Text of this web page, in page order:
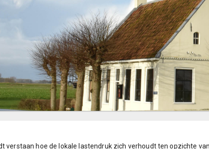
verstaan hoe de lokale lastendruk zich verhoudt ten opzichte